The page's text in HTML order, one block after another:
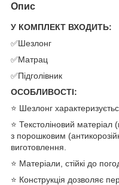
Опис
У КОМПЛЕКТ ВХОДИТЬ:
✅Шезлонг
✅Матрац
✅Підголівник
ОСОБЛИВОСТІ:
⭐ Шезлонг
⭐ Текстоліновий матеріал
з порошковим
виготовлення.
⭐ Матеріали, стійкі до
⭐ Конструкція дозволяє